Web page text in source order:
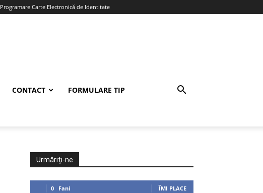
Programare Carte Electronică de Identitate
CONTACT FORMULARE TIP
Urmăriți-ne
0 Fani ÎMI PLACE